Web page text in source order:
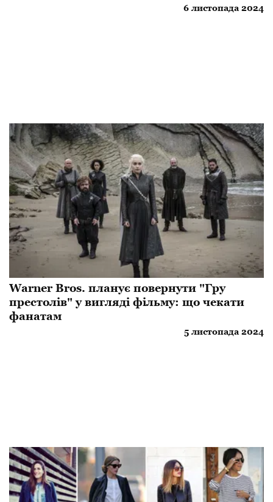
6 листопада 2024
Warner Bros. планує повернути "Гру
престолів" у вигляді фільму: що чекати
фанатам
5 листопада 2024